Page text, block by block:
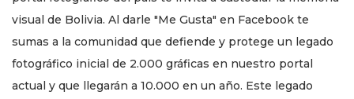
visual de Bolivia. Al darle "Me Gusta" en Facebook te
sumas a la comunidad que defiende y protege un legado
fotográfico inicial de 2.000 gráficas en nuestro portal
actual y que llegarán a 10.000 en un año. Este legado